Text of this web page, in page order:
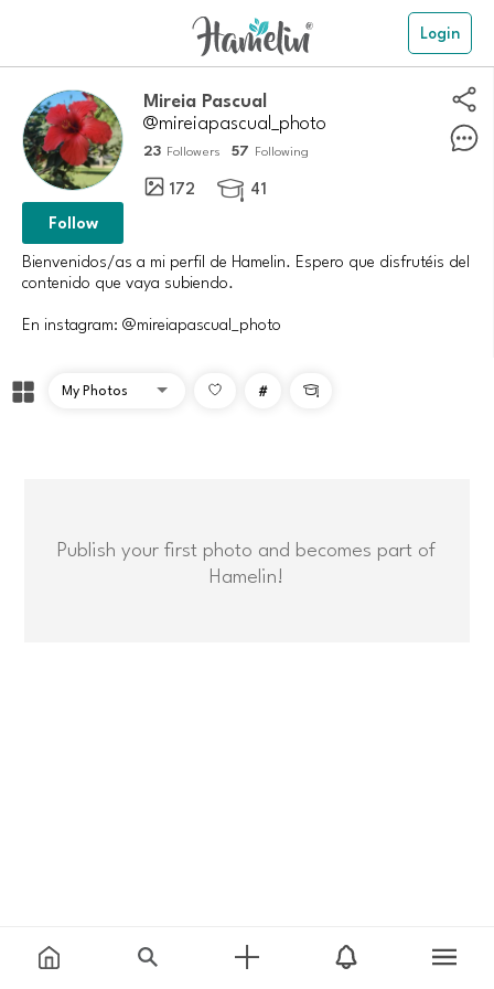
Login
Mireia Pascual
@mireiapascual_photo
23 Followers 57 Following
172  41
Follow
Bienvenidos/as a mi perfil de Hamelin. Espero que disfrutéis del
contenido que vaya subiendo.
En instagram: @mireiapascual_photo
# 
Publish your first photo and becomes part of
Hamelin!